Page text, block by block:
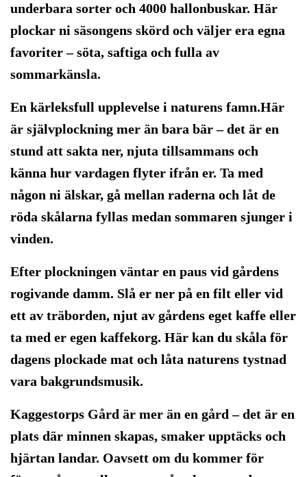
underbara sorter och 4000 hallonbuskar. Här
plockar ni säsongens skörd och väljer era egna
favoriter – söta, saftiga och fulla av
sommarkänsla.
En kärleksfull upplevelse i naturens famn.Här
är självplockning mer än bara bär – det är en
stund att sakta ner, njuta tillsammans och
känna hur vardagen flyter ifrån er. Ta med
någon ni älskar, gå mellan raderna och låt de
röda skålarna fyllas medan sommaren sjunger i
vinden.
Efter plockningen väntar en paus vid gårdens
rogivande damm. Slå er ner på en filt eller vid
ett av träborden, njut av gårdens eget kaffe eller
ta med er egen kaffekorg. Här kan du skåla för
dagens plockade mat och låta naturens tystnad
vara bakgrundsmusik.
Kaggestorps Gård är mer än en gård – det är en
plats där minnen skapas, smaker upptäcks och
hjärtan landar. Oavsett om du kommer för